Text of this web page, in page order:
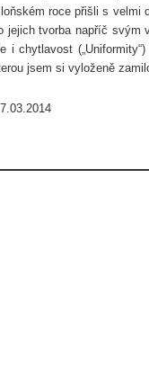
roce přišli s velmi
jejich tvorba napříč svým
i chytlavost
jsem si vyloženě